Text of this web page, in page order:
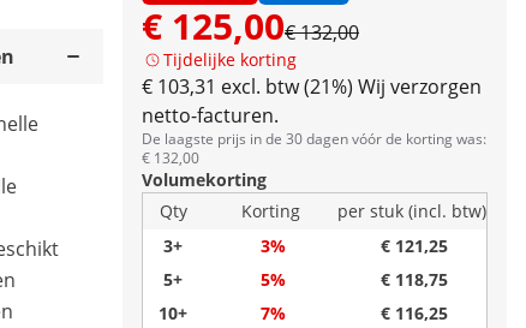
€ 125,00€ 132,00
Tijdelijke korting
€ 103,31 excl. btw (21%) Wij verzorgen
netto-facturen.
De laagste prijs in de 30 dagen vóór de korting was:
€ 132,00
Volumekorting
Qty
Korting
per stuk (incl. btw)
3+
3%
€ 121,25
5+
5%
€ 118,75
10+
7% € 116,25